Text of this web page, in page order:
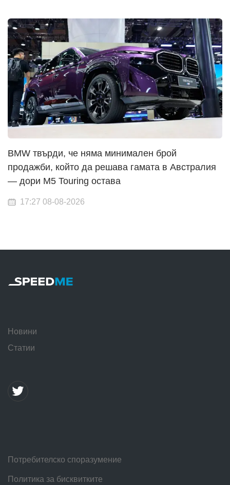
BMW твърди, че няма минимален брой
продажби, който да решава гамата в Австралия
— дори M5 Touring остава
17:27 08-08-2026
Новини
Статии
Потребителско споразумение
Политика за бисквитките